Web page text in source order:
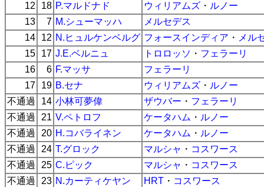
12
18 P.マルドナド ウィリアムズ ・ ルノー
13
7 M.シューマッハ
メルセデス
14
12 N.ヒュルケンベルグ フォースインディア ・ メル
15
17 J.E.ベルニュ トロロッソ ・ フェラーリ
16
6 F.マッサ
フェラーリ
17
19 B.セナ ウィリアムズ ・ ルノー
不通過
14 小林可夢偉 ザウバー ・ フェラーリ
不通過
21 V.ペトロフ ケータハム ・ ルノー
不通過
20 H.コバライネン ケータハム ・ ルノー
不通過
24 T.グロック マルシャ ・ コスワース
不通過
25 C.ピック マルシャ ・ コスワース
不通過
23 N.カーティケヤン HRT ・ コスワース